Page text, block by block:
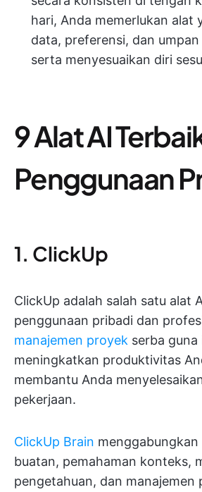
hari, Anda memerlukan alat
data, preferensi, dan umpan
serta menyesuaikan diri
9 Alat AI
Penggunaan
1. ClickUp
ClickUp adalah salah satu alat
penggunaan pribadi dan
manajemen proyek serba guna
meningkatkan produktivitas
membantu Anda
pekerjaan.
ClickUp Brain menggabungkan
buatan, pemahaman konteks,
pengetahuan, dan manajemen